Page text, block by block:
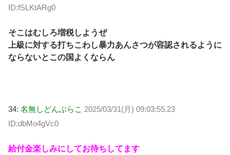
ID:fSLKtARg0
そこはむしろ増税しようぜ
上級に対する打ちこわし暴力あんさつが容認されるように
ならないとこの国よくならん
34: 名無しどんぶらこ 2025/03/31(月) 09:03:55.23
ID:dbMo4gVc0
給付金楽しみにしてお待ちしてます